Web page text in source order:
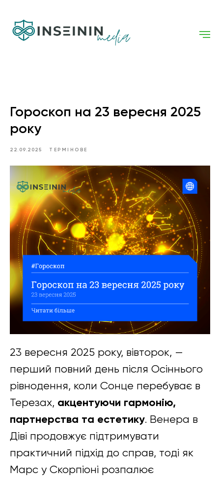
Гороскоп на 23 вересня 2025
року
22.09.2025 ТЕРМІНОВЕ
23 вересня 2025 року, вівторок, —
перший повний день після Осіннього
рівнодення, коли Сонце перебуває в
Терезах, акцентуючи гармонію,
партнерства та естетику. Венера в
Діві продовжує підтримувати
практичний підхід до справ, тоді як
Марс у Скорпіоні розпалює